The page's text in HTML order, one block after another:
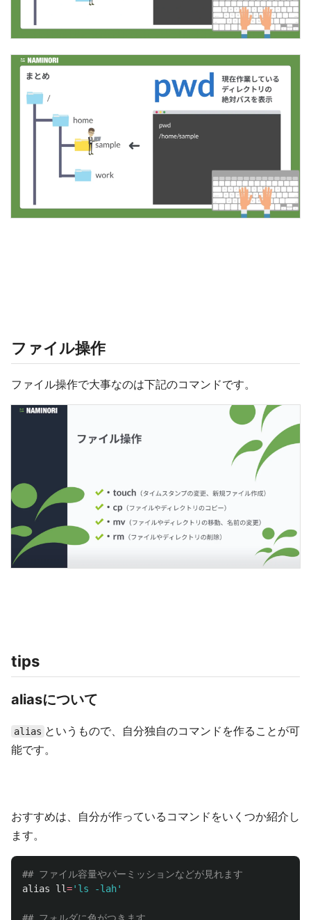
ファイル操作
ファイル操作で大事なのは下記のコマンドです。
tips
aliasについて
alias というもので、自分独自のコマンドを作ることが可
能です。
おすすめは、自分が作っているコマンドをいくつか紹介し
ます。
## ファイル容量やパーミッションなどが見れます
alias ll='ls -lah'
## フォルダに色がつきます